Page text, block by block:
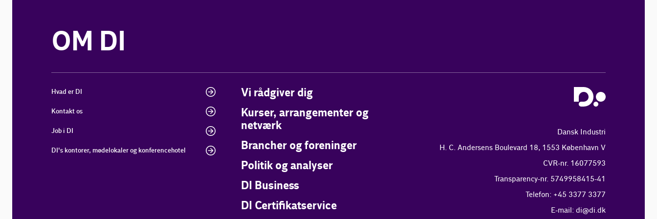
OM DI
Hvad er DI
Kontakt os
Job i DI
DI's kontorer, mødelokaler og konferencehotel
Vi rådgiver dig
Kurser, arrangementer og
netværk
Brancher og foreninger
Politik og analyser
DI Business
DI Certifikatservice
Dansk Industri
H. C. Andersens Boulevard 18, 1553 København V
CVR-nr. 16077593
Transparency-nr. 5749958415-41
Telefon: +45 3377 3377
E-mail: di@di.dk